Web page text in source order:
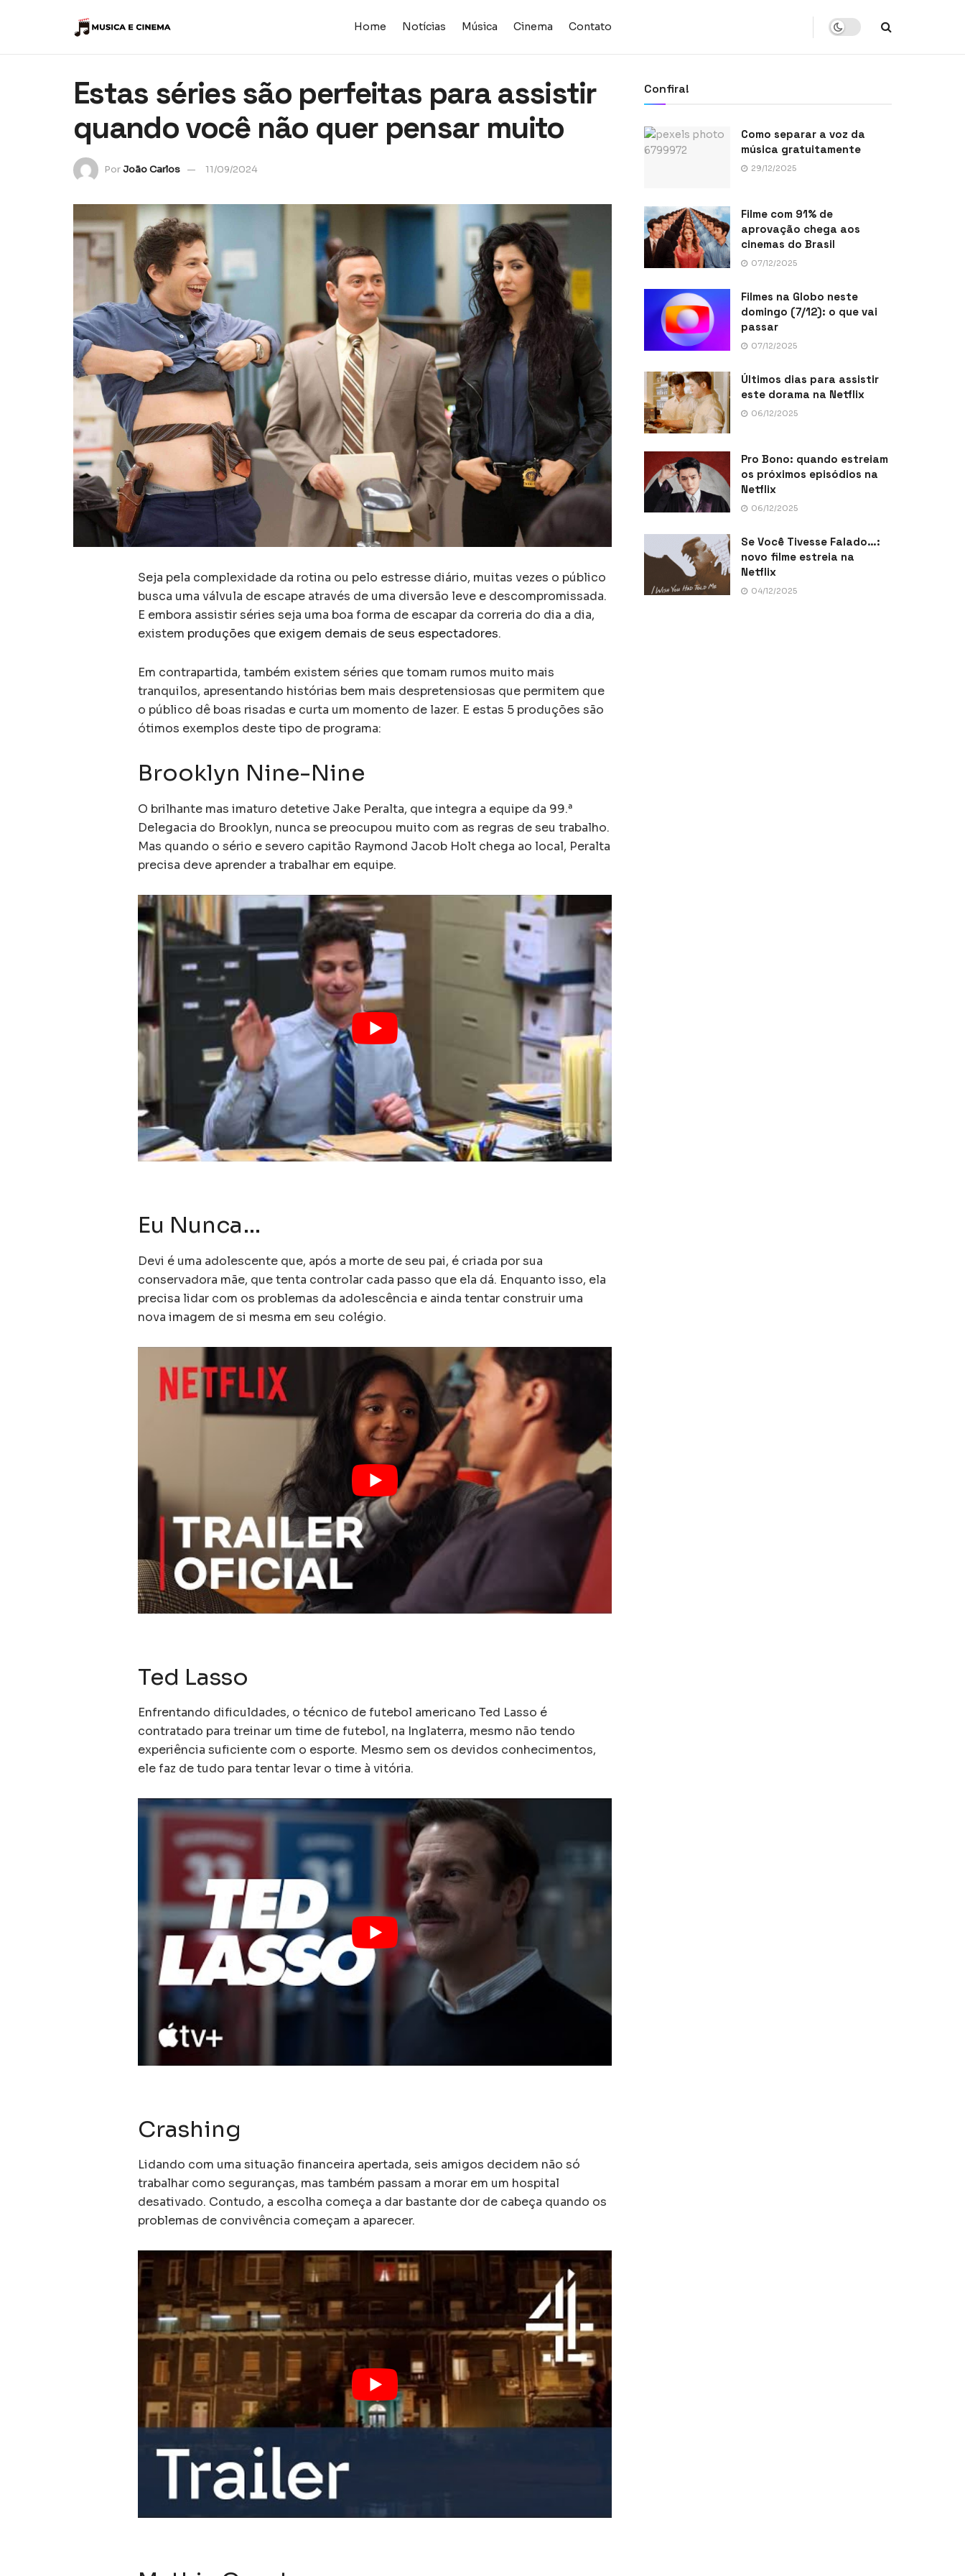
Home Notícias Música Cinema Contato
Estas séries são perfeitas para assistir
quando você não quer pensar muito
PorJoão Carlos 11/09/2024
Seja pela complexidade da rotina ou pelo estresse diário, muitas vezes o público
busca uma válvula de escape através de uma diversão leve e descompromissada.
E embora assistir séries seja uma boa forma de escapar da correria do dia a dia,
existem produções que exigem demais de seus espectadores.
Em contrapartida, também existem séries que tomam rumos muito mais
tranquilos, apresentando histórias bem mais despretensiosas que permitem que
o público dê boas risadas e curta um momento de lazer. E estas 5 produções são
ótimos exemplos deste tipo de programa:
Brooklyn Nine-Nine
O brilhante mas imaturo detetive Jake Peralta, que integra a equipe da 99.ª
Delegacia do Brooklyn, nunca se preocupou muito com as regras de seu trabalho.
Mas quando o sério e severo capitão Raymond Jacob Holt chega ao local, Peralta
precisa deve aprender a trabalhar em equipe.
Eu Nunca…
Devi é uma adolescente que, após a morte de seu pai, é criada por sua
conservadora mãe, que tenta controlar cada passo que ela dá. Enquanto isso, ela
precisa lidar com os problemas da adolescência e ainda tentar construir uma
nova imagem de si mesma em seu colégio.
Ted Lasso
Enfrentando dificuldades, o técnico de futebol americano Ted Lasso é
contratado para treinar um time de futebol, na Inglaterra, mesmo não tendo
experiência suficiente com o esporte. Mesmo sem os devidos conhecimentos,
ele faz de tudo para tentar levar o time à vitória.
Crashing
Lidando com uma situação financeira apertada, seis amigos decidem não só
trabalhar como seguranças, mas também passam a morar em um hospital
desativado. Contudo, a escolha começa a dar bastante dor de cabeça quando os
problemas de convivência começam a aparecer.
Confira!
Como separar a voz da
música gratuitamente
29/12/2025
Filme com 91% de
aprovação chega aos
cinemas do Brasil
07/12/2025
Filmes na Globo neste
domingo (7/12): o que vai
passar
07/12/2025
Últimos dias para assistir
este dorama na Netflix
06/12/2025
Pro Bono: quando estreiam
os próximos episódios na
Netflix
06/12/2025
Se Você Tivesse Falado…:
novo filme estreia na
Netflix
04/12/2025